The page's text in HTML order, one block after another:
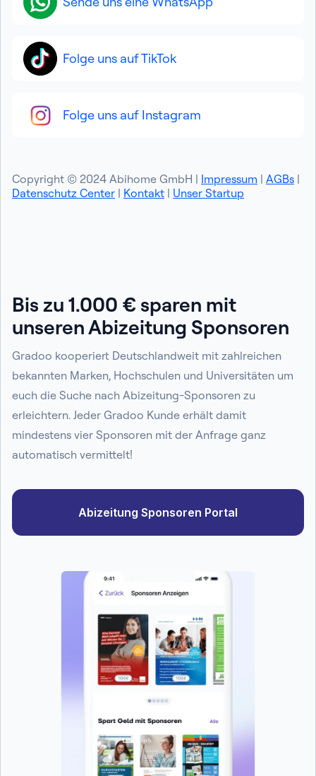
Folge uns auf TikTok
Folge uns auf Instagram
Copyright © 2024 Abihome GmbH | Impressum | AGBs |
Datenschutz Center | Kontakt | Unser Startup
Bis zu 1.000 € sparen mit
unseren Abizeitung Sponsoren
Gradoo kooperiert Deutschlandweit mit zahlreichen
bekannten Marken, Hochschulen und Universitäten um
euch die Suche nach Abizeitung-Sponsoren zu
erleichtern. Jeder Gradoo Kunde erhält damit
mindestens vier Sponsoren mit der Anfrage ganz
automatisch vermittelt!
Abizeitung Sponsoren Portal